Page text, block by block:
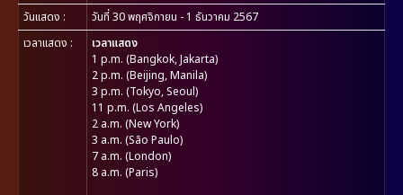
วันแสดง :
วันที่ 30 พฤศจิกายน - 1 ธันวาคม 2567
เวลาแสดง :
เวลาแสดง
1 p.m. (Bangkok, Jakarta)
2 p.m. (Beijing, Manila)
3 p.m. (Tokyo, Seoul)
11 p.m. (Los Angeles)
2 a.m. (New York)
3 a.m. (São Paulo)
7 a.m. (London)
8 a.m. (Paris)